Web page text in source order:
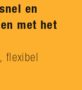
en
met het
flexibel